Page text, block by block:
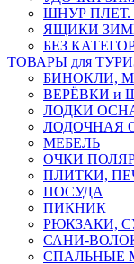
ШНУР ПЛЕТ.
ЯЩИКИ
БЕЗ
ТОВАРЫ для
БИНОКЛИ,
ВЕРЁВКИ и
ЛОДКИ
ЛОДОЧНАЯ
МЕБЕЛЬ
ОЧКИ
ПЛИТКИ,
ПОСУДА
ПИКНИК
РЮКЗАКИ,
САНИ-
СПАЛЬНЫЕ